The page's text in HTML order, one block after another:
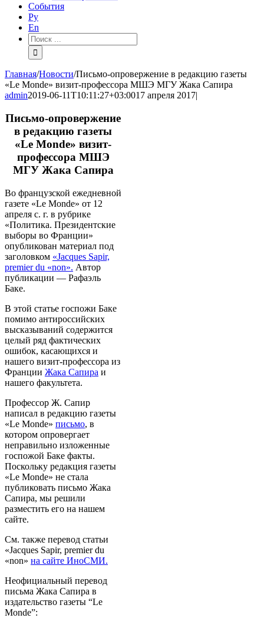
События
Ру
En
Результат
поиска:
Главная/Новости/Письмо-опровержение в редакцию газеты
«Le Monde» визит-профессора МШЭ МГУ Жака Сапира
admin2019-06-11T10:11:27+03:0017 апреля 2017|
Письмо-опровержение
в редакцию газеты
«Le Monde» визит-
профессора МШЭ
МГУ Жака Сапира
Во французской ежедневной
газете «Le Monde» от 12
апреля с. г. в рубрике
«Политика. Президентские
выборы во Франции»
опубликован материал под
заголовком «Jacques Sapir,
premier du «non». Автор
публикации — Рафаэль
Баке.
В этой статье госпожи Баке
помимо антироссийских
высказываний содержится
целый ряд фактических
ошибок, касающихся и
нашего визит-профессора из
Франции Жака Сапира и
нашего факультета.
Профессор Ж. Сапир
написал в редакцию газеты
«Le Monde» письмо, в
котором опровергает
неправильно изложенные
госпожой Баке факты.
Поскольку редакция газеты
«Le Monde» не стала
публиковать письмо Жака
Сапира, мы решили
разместить его на нашем
сайте.
См. также перевод статьи
«Jacques Sapir, premier du
«non» на сайте ИноСМИ.
Неофициальный перевод
письма Жака Сапира в
издательство газеты “Le
Monde”: